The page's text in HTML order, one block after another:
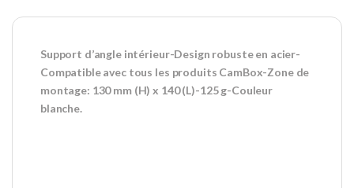
Support d’angle intérieur-Design robuste en acier-
Compatible avec tous les produits CamBox-Zone de
montage: 130 mm (H) x 140 (L)-125 g-Couleur
blanche.